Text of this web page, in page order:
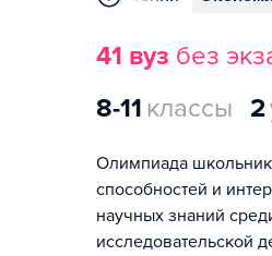
41 вуз без
8-11 классы 2
Олимпиада
способностей и
научных знаний
исследовательской